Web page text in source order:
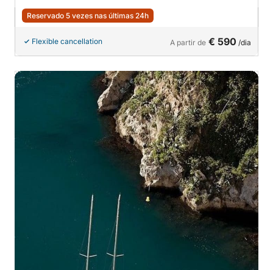
Reservado 5 vezes nas últimas 24h
Flexible cancellation A partir de € 590 /dia